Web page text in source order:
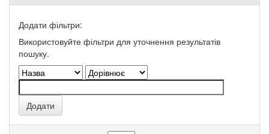
Додати фільтри:
Використовуйте фільтри для уточнення результатів
пошуку.